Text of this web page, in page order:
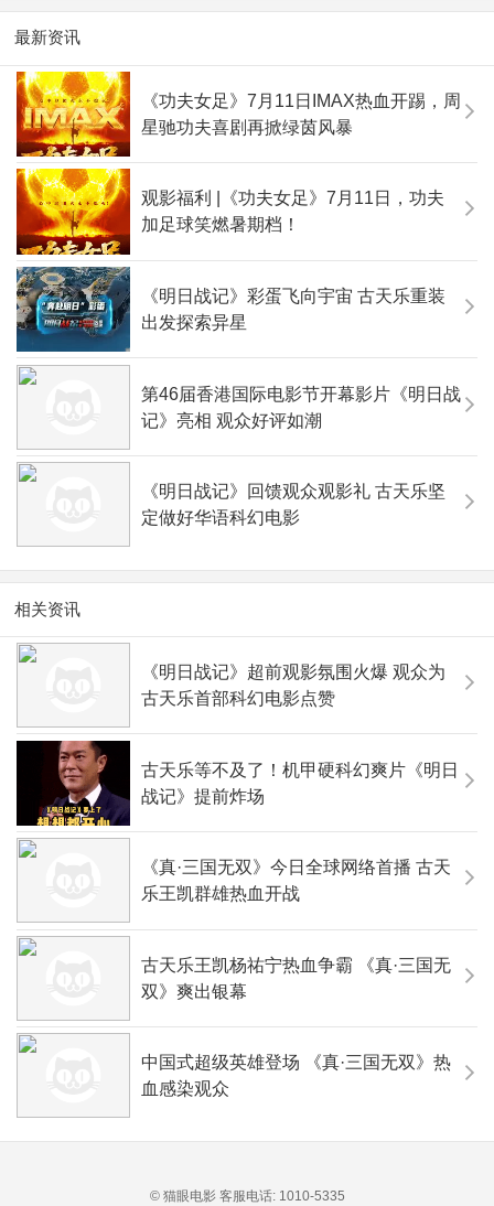
最新资讯
《功夫女足》7月11日IMAX热血开踢，周
星驰功夫喜剧再掀绿茵风暴
观影福利 |《功夫女足》7月11日，功夫
加足球笑燃暑期档！
《明日战记》彩蛋飞向宇宙 古天乐重装
出发探索异星
第46届香港国际电影节开幕影片《明日战
记》亮相 观众好评如潮
《明日战记》回馈观众观影礼 古天乐坚
定做好华语科幻电影
相关资讯
《明日战记》超前观影氛围火爆 观众为
古天乐首部科幻电影点赞
古天乐等不及了！机甲硬科幻爽片《明日
战记》提前炸场
《真·三国无双》今日全球网络首播 古天
乐王凯群雄热血开战
古天乐王凯杨祐宁热血争霸 《真·三国无
双》爽出银幕
中国式超级英雄登场 《真·三国无双》热
血感染观众
© 猫眼电影 客服电话:1010-5335